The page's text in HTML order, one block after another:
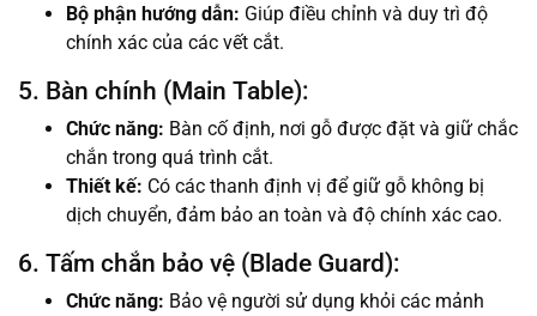
Bộ phận hướng dẫn: Giúp điều chỉnh và duy trì độ
chính xác của các vết cắt.
5. Bàn chính (Main Table):
Chức năng: Bàn cố định, nơi gỗ được đặt và giữ chắc
chắn trong quá trình cắt.
Thiết kế: Có các thanh định vị để giữ gỗ không bị
dịch chuyển, đảm bảo an toàn và độ chính xác cao.
6. Tấm chắn bảo vệ (Blade Guard):
Chức năng: Bảo vệ người sử dụng khỏi các mảnh